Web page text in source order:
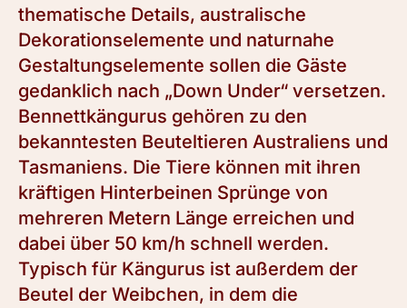
thematische Details, australische
Dekorationselemente und naturnahe
Gestaltungselemente sollen die Gäste
gedanklich nach „Down Under“ versetzen.
Bennettkängurus gehören zu den
bekanntesten Beuteltieren Australiens und
Tasmaniens. Die Tiere können mit ihren
kräftigen Hinterbeinen Sprünge von
mehreren Metern Länge erreichen und
dabei über 50 km/h schnell werden.
Typisch für Kängurus ist außerdem der
Beutel der Weibchen, in dem die